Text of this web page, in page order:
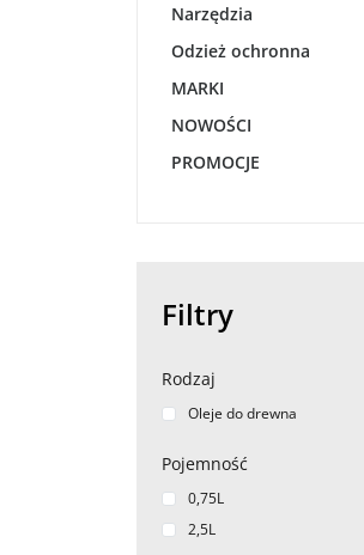
Narzędzia
Odzież ochronna
MARKI
NOWOŚCI
PROMOCJE
Filtry
Rodzaj
Oleje do drewna
Pojemność
0,75L
2,5L